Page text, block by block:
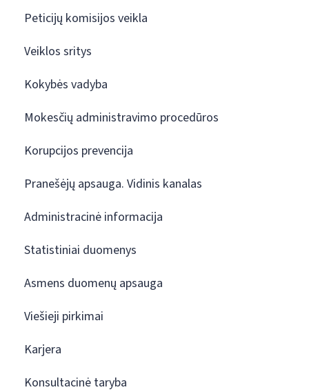
Peticijų komisijos veikla
Veiklos sritys
Kokybės vadyba
Mokesčių administravimo procedūros
Korupcijos prevencija
Pranešėjų apsauga. Vidinis kanalas
Administracinė informacija
Statistiniai duomenys
Asmens duomenų apsauga
Viešieji pirkimai
Karjera
Konsultacinė taryba